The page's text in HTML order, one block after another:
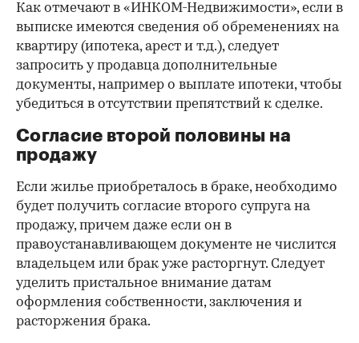
Как отмечают в «ИНКОМ-Недвижимости», если в
выписке имеются сведения об обременениях на
квартиру (ипотека, арест и т.д.), следует
запросить у продавца дополнительные
документы, например о выплате ипотеки, чтобы
убедиться в отсутствии препятствий к сделке.
Согласие второй половины на
продажу
Если жилье приобреталось в браке, необходимо
будет получить согласие второго супруга на
продажу, причем даже если он в
правоустанавливающем документе не числится
владельцем или брак уже расторгнут. Следует
уделить пристальное внимание датам
оформления собственности, заключения и
расторжения брака.